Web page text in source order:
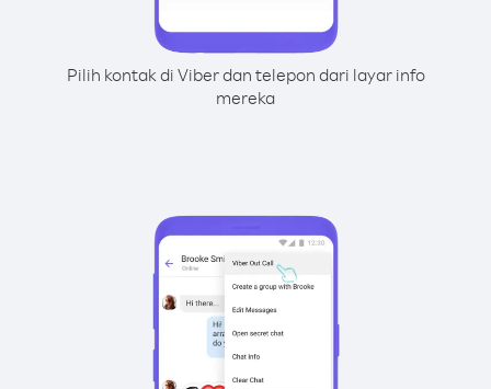
Pilih kontak di Viber dan telepon dari layar info
mereka